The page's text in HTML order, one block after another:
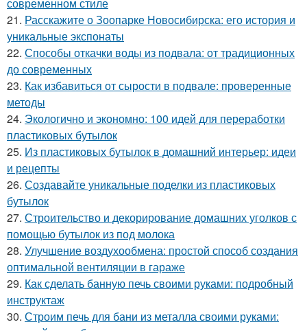
современном стиле
21. Расскажите о Зоопарке Новосибирска: его история и
уникальные экспонаты
22. Способы откачки воды из подвала: от традиционных
до современных
23. Как избавиться от сырости в подвале: проверенные
методы
24. Экологично и экономно: 100 идей для переработки
пластиковых бутылок
25. Из пластиковых бутылок в домашний интерьер: идеи
и рецепты
26. Создавайте уникальные поделки из пластиковых
бутылок
27. Строительство и декорирование домашних уголков с
помощью бутылок из под молока
28. Улучшение воздухообмена: простой способ создания
оптимальной вентиляции в гараже
29. Как сделать банную печь своими руками: подробный
инструктаж
30. Строим печь для бани из металла своими руками: